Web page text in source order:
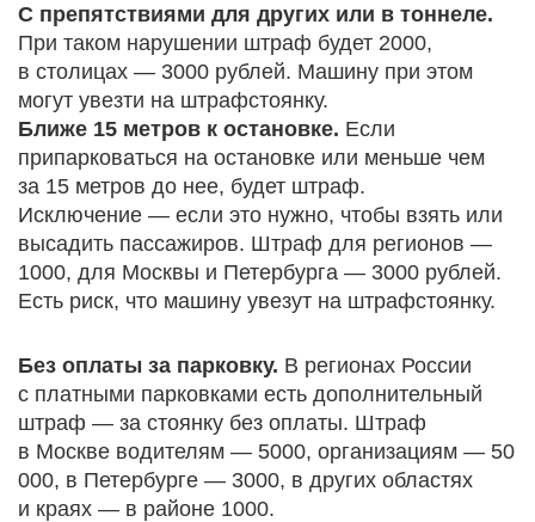
С препятствиями для других или в тоннеле.
При таком нарушении штраф будет 2000,
в столицах — 3000 рублей. Машину при этом
могут увезти на штрафстоянку.
Ближе 15 метров к остановке. Если
припарковаться на остановке или меньше чем
за 15 метров до нее, будет штраф.
Исключение — если это нужно, чтобы взять или
высадить пассажиров. Штраф для регионов —
1000, для Москвы и Петербурга — 3000 рублей.
Есть риск, что машину увезут на штрафстоянку.
Без оплаты за парковку. В регионах России
с платными парковками есть дополнительный
штраф — за стоянку без оплаты. Штраф
в Москве водителям — 5000, организациям — 50
000, в Петербурге — 3000, в других областях
и краях — в районе 1000.